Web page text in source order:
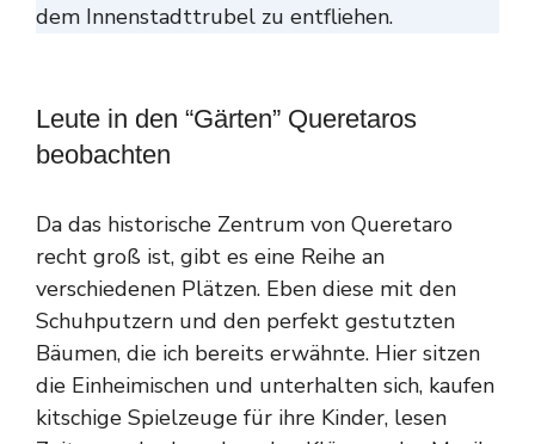
dem Innenstadttrubel zu entfliehen.
Leute in den “Gärten” Queretaros
beobachten
Da das historische Zentrum von Queretaro
recht groß ist, gibt es eine Reihe an
verschiedenen Plätzen. Eben diese mit den
Schuhputzern und den perfekt gestutzten
Bäumen, die ich bereits erwähnte. Hier sitzen
die Einheimischen und unterhalten sich, kaufen
kitschige Spielzeuge für ihre Kinder, lesen